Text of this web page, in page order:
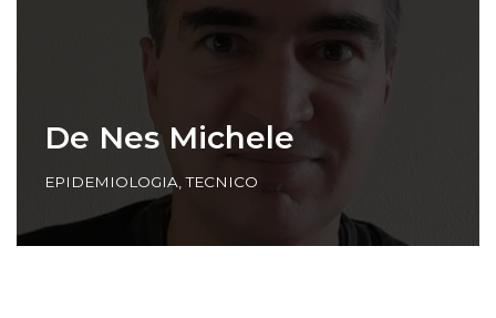
De Nes Michele
EPIDEMIOLOGIA,TECNICO